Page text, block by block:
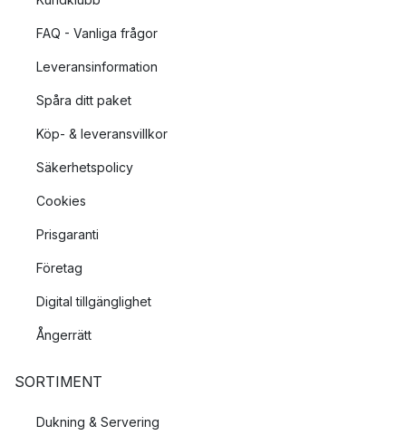
FAQ - Vanliga frågor
Leveransinformation
Spåra ditt paket
Köp- & leveransvillkor
Säkerhetspolicy
Cookies
Prisgaranti
Företag
Digital tillgänglighet
Ångerrätt
SORTIMENT
Dukning & Servering